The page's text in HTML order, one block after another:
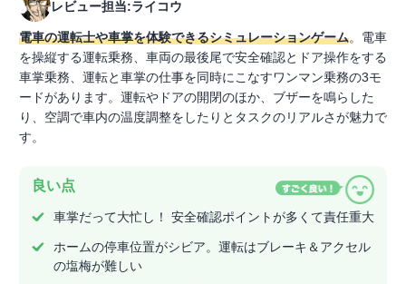
レビュー担当:ライコウ
電車の運転士や車掌を体験できるシミュレーションゲーム。電車
を操縦する運転乗務、車両の最後尾で安全確認とドア操作をする
車掌乗務、運転と車掌の仕事を同時にこなすワンマン乗務の3モ
ードがあります。運転やドアの開閉のほか、ブザーを鳴らした
り、空調で車内の温度調整をしたりとタスクのリアルさが魅力で
す。
良い点
車掌だって大忙し！ 安全確認ポイントが多くて責任重大
ホームの停車位置がシビア。運転はブレーキ＆アクセル
の塩梅が難しい